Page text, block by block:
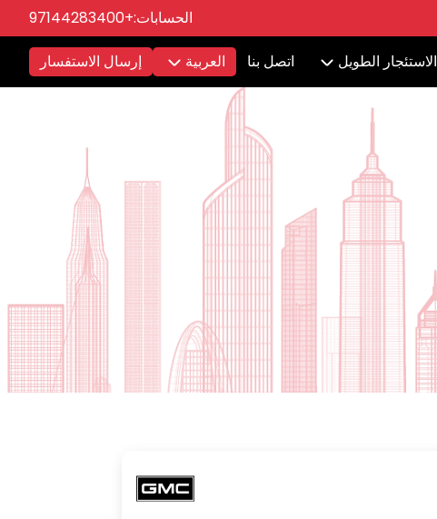
الحسابات:+97144283400
الاستئجار الطويل اتصل بنا العربية إرسال الاستفسار